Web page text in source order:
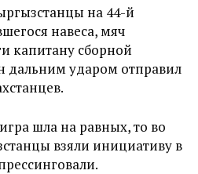
на 44-й
навеса, мяч
капитану сборной
дальним ударом отправил
шла на равных, то во
взяли инициативу в